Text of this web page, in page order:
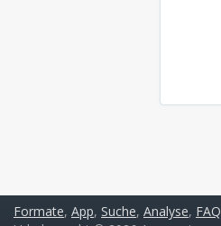
Formate, App, Suche, Analyse, FAQ